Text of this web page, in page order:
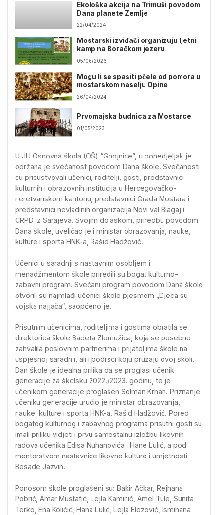
Ekološka akcija na Trimuši povodom
Dana planete Zemlje
22/04/2024
Mostarski izviđači organizuju ljetni
kamp na Boračkom jezeru
05/06/2026
Mogu li se spasiti pčele od pomora u
mostarskom naselju Opine
26/04/2024
Prvomajska budnica za Mostarce
01/05/2023
U JU Osnovna škola (OŠ) “Gnojnice”, u ponedjeljak je
održana je svečanost povodom Dana škole. Svečanosti
su prisustvovali učenici, roditelji, gosti, predstavnici
kulturnih i obrazovnih institucija u Hercegovačko-
neretvanskom kantonu, predstavnici Grada Mostara i
predstavnici nevladinih organizacija Novi val Blagaj i
CRPD iz Sarajeva. Svojim dolaskom, priredbu povodom
Dana škole, uveličao je i ministar obrazovanja, nauke,
kulture i sporta HNK-a, Rašid Hadžović.
Učenici u saradnji s nastavnim osobljem i
menadžmentom škole priredili su bogat kulturno-
zabavni program. Svečani program povodom Dana škole
otvorili su najmlađi učenici škole pjesmom „Djeca su
vojska najjača“, saopćeno je.
Prisutnim učenicima, roditeljima i gostima obratila se
direktorica škole Sadeta Zlomužica, koja se posebno
zahvalila poslovnim partnerima i prijateljima škole na
uspješnoj saradnji, ali i podršci koju pružaju ovoj školi.
Dan škole je idealna prilika da se proglasi učenik
generacije za školsku 2022./2023. godinu, te je
učenikom generacije proglašen Selman Krhan. Priznanje
učeniku generacije uručio je ministar obrazovanja,
nauke, kulture i sporta HNK-a, Rašid Hadžović. Pored
bogatog kulturnog i zabavnog programa prisutni gosti su
imali priliku vidjeti i prvu samostalnu izložbu likovnih
radova učenika Edisa Nuhanovića i Hane Lulić, a pod
mentorstvom nastavnice likovne kulture i umjetnosti
Besade Jazvin.
Ponosom škole proglašeni su: Bakir Ačkar, Rejhana
Pobrić, Amar Mustafić, Lejla Kaminić, Amel Tule, Sunita
Terko, Ena Količić, Hana Lulić, Lejla Elezović, Ismihana